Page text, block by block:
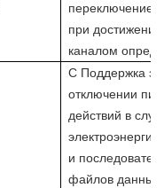
переключение
при
каналом
С Поддержка
отключении
действий в
и
файлов данных.